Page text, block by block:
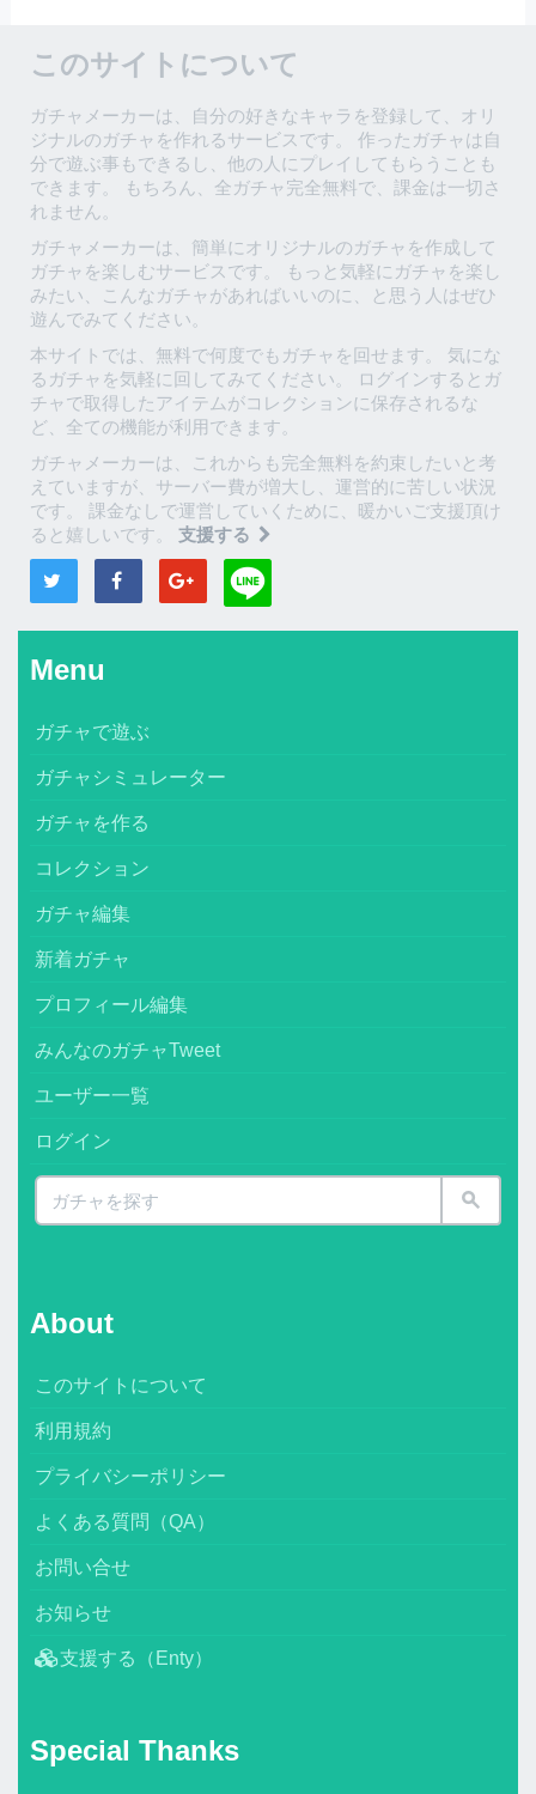
このサイトについて
ガチャメーカーは、自分の好きなキャラを登録して、オリ
ジナルのガチャを作れるサービスです。 作ったガチャは自
分で遊ぶ事もできるし、他の人にプレイしてもらうことも
できます。 もちろん、全ガチャ完全無料で、課金は一切さ
れません。
ガチャメーカーは、簡単にオリジナルのガチャを作成して
ガチャを楽しむサービスです。 もっと気軽にガチャを楽し
みたい、こんなガチャがあればいいのに、と思う人はぜひ
遊んでみてください。
本サイトでは、無料で何度でもガチャを回せます。 気にな
るガチャを気軽に回してみてください。 ログインするとガ
チャで取得したアイテムがコレクションに保存されるな
ど、全ての機能が利用できます。
ガチャメーカーは、これからも完全無料を約束したいと考
えていますが、サーバー費が増大し、運営的に苦しい状況
です。 課金なしで運営していくために、暖かいご支援頂け
ると嬉しいです。 支援する
Menu
ガチャで遊ぶ
ガチャシミュレーター
ガチャを作る
コレクション
ガチャ編集
新着ガチャ
プロフィール編集
みんなのガチャTweet
ユーザー一覧
ログイン
About
このサイトについて
利用規約
プライバシーポリシー
よくある質問（QA）
お問い合せ
お知らせ
支援する（Enty）
Special Thanks